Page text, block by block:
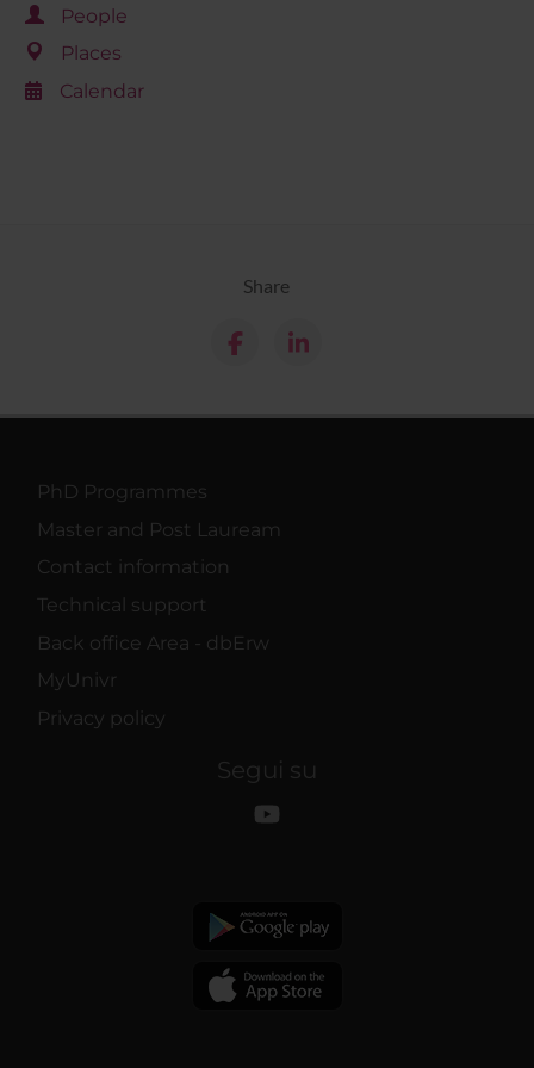
People
Places
Calendar
Share
PhD Programmes
Master and Post Lauream
Contact information
Technical support
Back office Area - dbErw
MyUnivr
Privacy policy
Segui su